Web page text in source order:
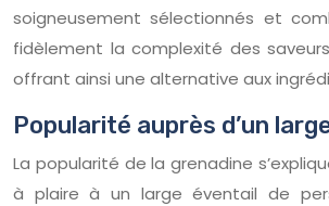
soigneusement sélectionnés et
fidèlement la complexité des
offrant ainsi une alternative aux
Popularité auprès d’un
La popularité de la grenadine
à plaire à un large éventail de